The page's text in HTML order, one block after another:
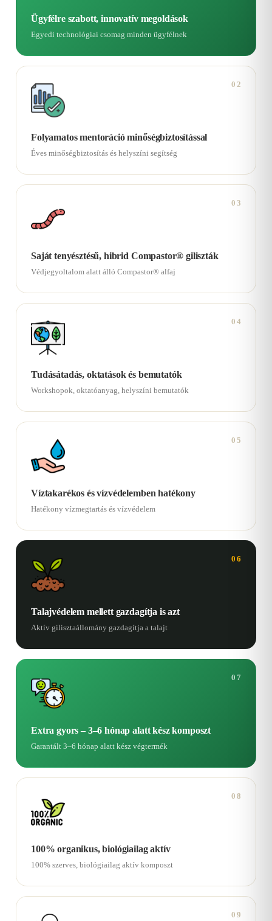
Ügyfélre szabott, innovatív megoldások
Egyedi technológiai csomag minden ügyfélnek
02
Folyamatos mentoráció minőségbiztosítással
Éves minőségbiztosítás és helyszíni segítség
03
Saját tenyésztésű, hibrid Compastor® giliszták
Védjegyoltalom alatt álló Compastor® alfaj
04
Tudásátadás, oktatások és bemutatók
Workshopok, oktatóanyag, helyszíni bemutatók
05
Víztakarékos és vízvédelemben hatékony
Hatékony vízmegtartás és vízvédelem
06
Talajvédelem mellett gazdagítja is azt
Aktív gilisztaállomány gazdagítja a talajt
07
Extra gyors – 3–6 hónap alatt kész komposzt
Garantált 3–6 hónap alatt kész végtermék
08
100% organikus, biológiailag aktív
100% szerves, biológiailag aktív komposzt
09